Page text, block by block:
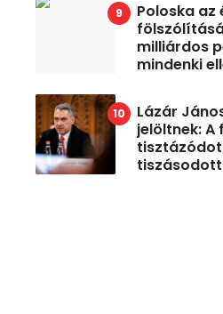
Poloska az
milliárdos
mindenki
Lázár
jelöltnek: A
tiszásodott